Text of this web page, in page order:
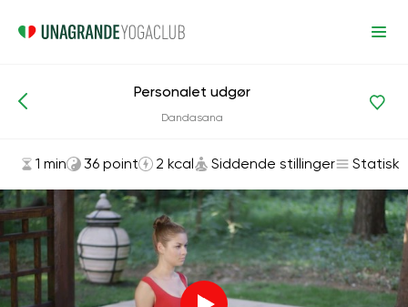
Siddende stillinger
Personalet udgør
Dandasana
1 min 36 point 2 kcal Siddende stillinger Statisk